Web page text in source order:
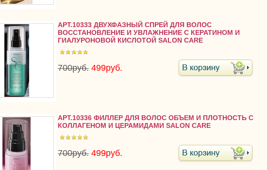
АРТ.10333 ДВУХФАЗНЫЙ СПРЕЙ ДЛЯ ВОЛОС
ВОССТАНОВЛЕНИЕ И УВЛАЖНЕНИЕ С КЕРАТИНОМ И
ГИАЛУРОНОВОЙ КИСЛОТОЙ SALON CARE
700руб. 499руб.
АРТ.10336 ФИЛЛЕР ДЛЯ ВОЛОС ОБЪЕМ И ПЛОТНОСТЬ С
КОЛЛАГЕНОМ И ЦЕРАМИДАМИ SALON CARE
700руб. 499руб.